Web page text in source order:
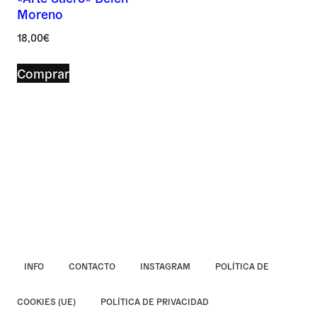
Moreno
18,00€
Comprar
INFO CONTACTO INSTAGRAM POLÍTICA DE
COOKIES (UE) POLÍTICA DE PRIVACIDAD
Asunto *